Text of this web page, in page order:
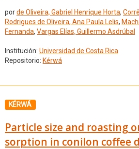
porde Oliveira, Gabriel Henrique Horta,
Rodrigues de Oliveira, Ana Paula Lelis,
Fernanda, Vargas Elías, Guillermo Asdrúbal
Institución: Universidad de Costa Rica
Repositorio: Kérwá
KÉRWÁ
Particle size and roasting
sorption in conilon coffee